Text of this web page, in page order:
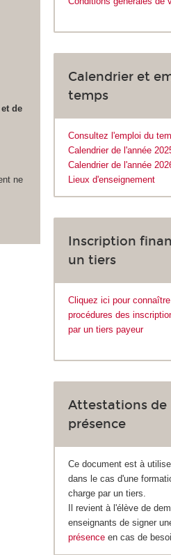
de
ne
Calendrier et
temps
Consultez l'emploi du
Calendrier de l'année
Calendrier de l'année
Lieux d'enseignement
Inscription
un tiers
Cliquez ici pour
procédures des
par un tiers payeur
Attestations de
présence
Ce document est à
dans le cas d'une
charge par un tiers.
Il revient à l'élève de
enseignants de signer
présence en cas de